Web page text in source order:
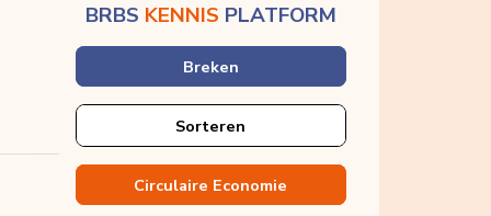
BRBS KENNIS PLATFORM
Breken
Sorteren
Circulaire Economie